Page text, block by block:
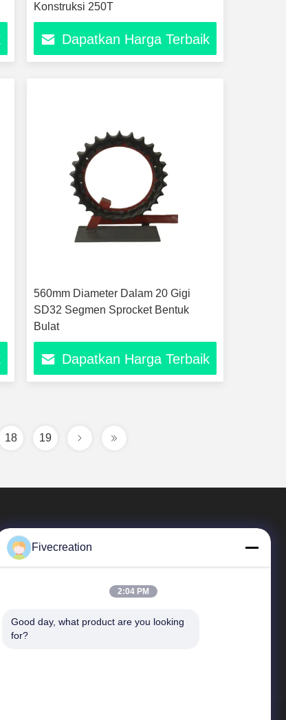
Konstruksi 250T
Dapatkan Harga Terbaik
560mm Diameter Dalam 20 Gigi
SD32 Segmen Sprocket Bentuk
Bulat
Dapatkan Harga Terbaik
18 19
Tautan Langsung
Fivecreation
2:04 PM
Good day, what product are you looking
for?